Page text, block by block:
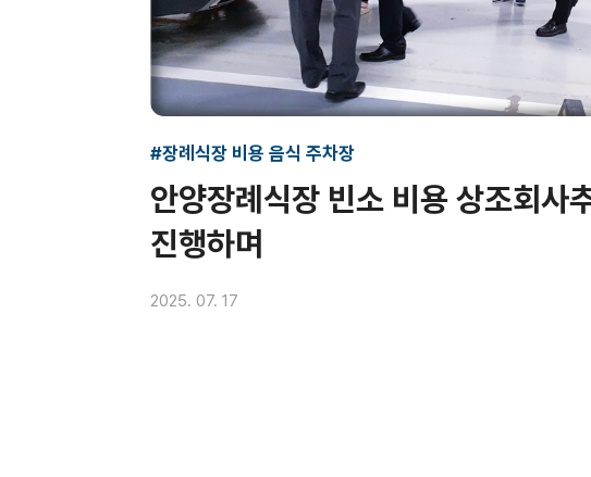
#장례식장 비용 음식 주차장
안양장례식장 빈소 비용 상조회사
진행하며
2025. 07. 17